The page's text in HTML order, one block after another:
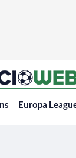
Europa